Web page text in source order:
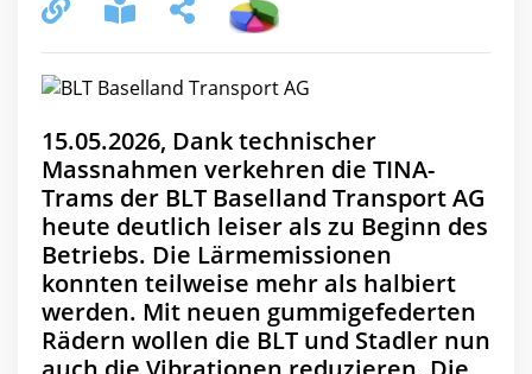
15.05.2026, Dank technischer
Massnahmen verkehren die TINA-
Trams der BLT Baselland Transport AG
heute deutlich leiser als zu Beginn des
Betriebs. Die Lärmemissionen
konnten teilweise mehr als halbiert
werden. Mit neuen gummigefederten
Rädern wollen die BLT und Stadler nun